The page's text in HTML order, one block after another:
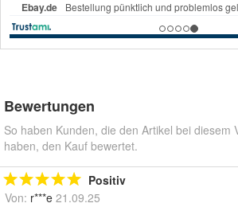
Bewertungen
So haben Kunden, die den Artikel bei diesem
haben, den Kauf bewertet.
Positiv
Von: r***e 21.09.25